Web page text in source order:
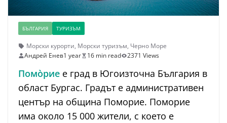
БЪЛГАРИЯ ТУРИЗЪМ
Морски курорти, Морски туризъм, Черно Море
Андрей Енев1 year 16 min read 2371 Views
Помо̀рие е град в Югоизточна България в
област Бургас. Градът е административен
център на община Поморие. Поморие
има около 15 000 жители, с което е